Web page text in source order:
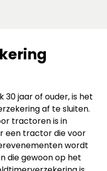
30 jaar of ouder, is het
af te sluiten.
tractoren is in
een tractor die voor
wordt
die gewoon op het